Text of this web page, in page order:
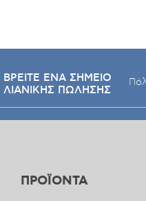
ΒΡΕΙΤΕ ΕΝΑ ΣΗΜΕΙΟ
ΛΙΑΝΙΚΗΣ ΠΩΛΗΣΗΣ
ΠΡΟΪΟΝΤΑ